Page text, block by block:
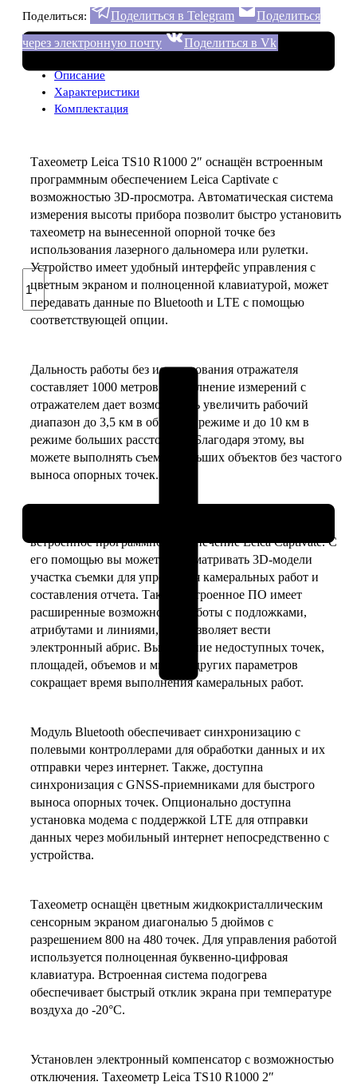
Количество
товара
Тахеометр
Leica
2"
Поделиться: Поделиться в Telegram
Поделиться
через электронную почту
Поделиться в Vk
Описание
Характеристики
Комплектация
Тахеометр Leica TS10 R1000 2″ оснащён встроенным
программным обеспечением Leica Captivate с
возможностью 3D-просмотра. Автоматическая система
измерения высоты прибора позволит быстро установить
тахеометр на вынесенной опорной точке без
использования лазерного дальномера или рулетки.
Устройство имеет удобный интерфейс управления с
цветным экраном и полноценной клавиатурой, может
передавать данные по Bluetooth и LTE с помощью
соответствующей опции.
Дальность работы без использования отражателя
составляет 1000 метров. Выполнение измерений с
отражателем дает возможность увеличить рабочий
диапазон до 3,5 км в обычном режиме и до 10 км в
режиме больших расстояний. Благодаря этому, вы
можете выполнять съемку больших объектов без частого
выноса опорных точек.
встроенное программное обеспечение Leica Captivate. С
его помощью вы можете просматривать 3D-модели
участка съемки для упрощения камеральных работ и
составления отчета. Также, встроенное ПО имеет
расширенные возможности работы с подложками,
атрибутами и линиями, что позволяет вести
электронный абрис. Вычисление недоступных точек,
площадей, объемов и многих других параметров
сокращает время выполнения камеральных работ.
Модуль Bluetooth обеспечивает синхронизацию с
полевыми контроллерами для обработки данных и их
отправки через интернет. Также, доступна
синхронизация с GNSS-приемниками для быстрого
выноса опорных точек. Опционально доступна
установка модема с поддержкой LTE для отправки
данных через мобильный интернет непосредственно с
устройства.
Тахеометр оснащён цветным жидкокристаллическим
сенсорным экраном диагональю 5 дюймов с
разрешением 800 на 480 точек. Для управления работой
используется полноценная буквенно-цифровая
клавиатура. Встроенная система подогрева
обеспечивает быстрый отклик экрана при температуре
воздуха до -20°С.
Установлен электронный компенсатор с возможностью
отключения. Тахеометр Leica TS10 R1000 2″